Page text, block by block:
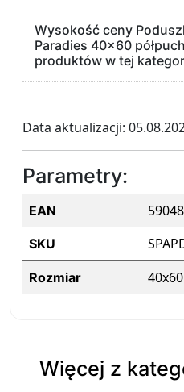
Wysokość ceny
Paradies 40x60
produktów w tej
Data aktualizacji:
Parametry:
EAN
SKU
Rozmiar 40x60
Więcej z